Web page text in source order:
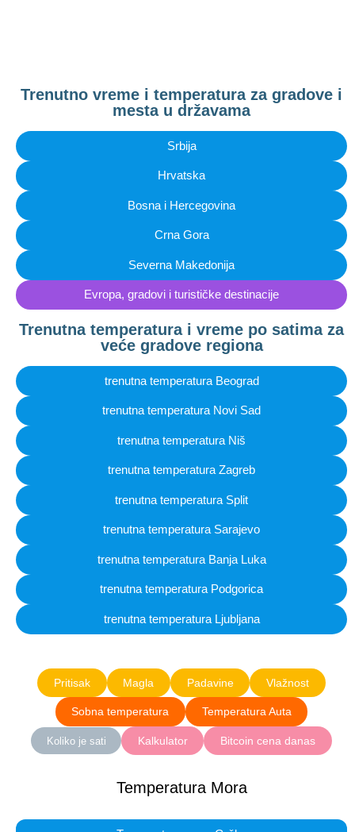
Trenutno vreme i temperatura za gradove i
mesta u državama
Srbija
Hrvatska
Bosna i Hercegovina
Crna Gora
Severna Makedonija
Evropa, gradovi i turističke destinacije
Trenutna temperatura i vreme po satima za
veće gradove regiona
trenutna temperatura Beograd
trenutna temperatura Novi Sad
trenutna temperatura Niš
trenutna temperatura Zagreb
trenutna temperatura Split
trenutna temperatura Sarajevo
trenutna temperatura Banja Luka
trenutna temperatura Podgorica
trenutna temperatura Ljubljana
Pritisak Magla Padavine Vlažnost
Sobna temperatura Temperatura Auta
Koliko je sati Kalkulator Bitcoin cena danas
Temperatura Mora